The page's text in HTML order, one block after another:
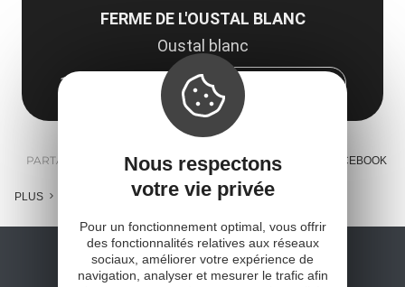
FERME DE L'OUSTAL BLANC
Oustal blanc
12480 Broquiès
Obtenir l'itinéraire
PARTAGER : E-MAIL MESSENGER FACEBOOK
PLUS
Nous respectons
votre vie privée
Pour un fonctionnement optimal, vous offrir
des fonctionnalités relatives aux réseaux
sociaux, améliorer votre expérience de
navigation, analyser et mesurer le trafic afin